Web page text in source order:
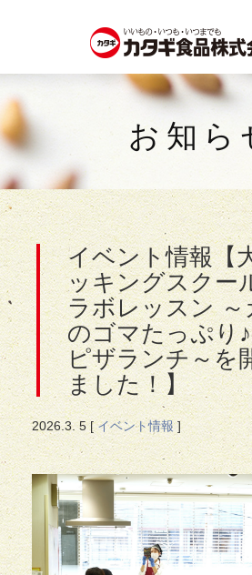
お知ら
イベント情報【
ッキングスクー
ラボレッスン ～
のゴマたっぷり
ピザランチ～を
ました！】
2026.3. 5[イベント情報]